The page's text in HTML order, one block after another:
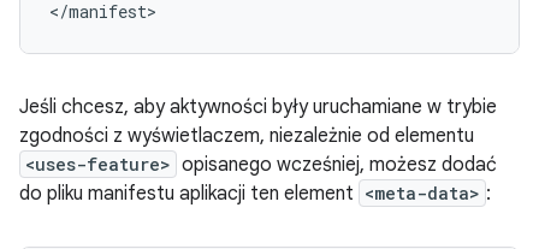
Jeśli chcesz, aby aktywności były uruchamiane w trybie
zgodności z wyświetlaczem, niezależnie od elementu
<uses-feature> opisanego wcześniej, możesz dodać
do pliku manifestu aplikacji ten element <meta-data> :